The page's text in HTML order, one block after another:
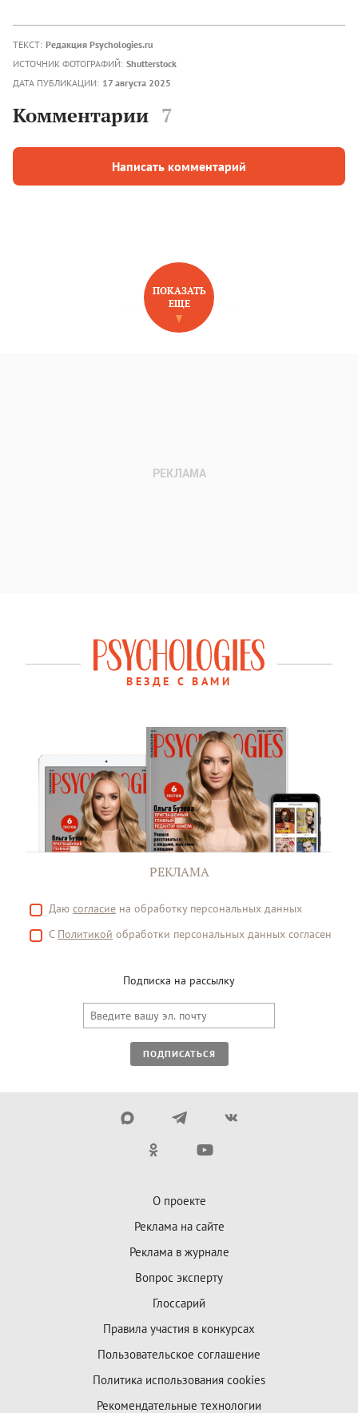
ТЕКСТ: Редакция Psychologies.ru
ИСТОЧНИК ФОТОГРАФИЙ: Shutterstock
ДАТА ПУБЛИКАЦИИ: 17 августа 2025
Комментарии 7
Написать комментарий
НОВОЕ НА САЙТЕ
ПОКАЗАТЬ
ЕЩЕ
ВЕЗДЕ С ВАМИ
РЕКЛАМА
Даю согласие на обработку персональных данных
С Политикой обработки персональных данных согласен
Подписка на рассылку
ПОДПИСАТЬСЯ
О проекте
Реклама на сайте
Реклама в журнале
Вопрос эксперту
Глоссарий
Правила участия в конкурсах
Пользовательское соглашение
Политика использования cookies
Рекомендательные технологии